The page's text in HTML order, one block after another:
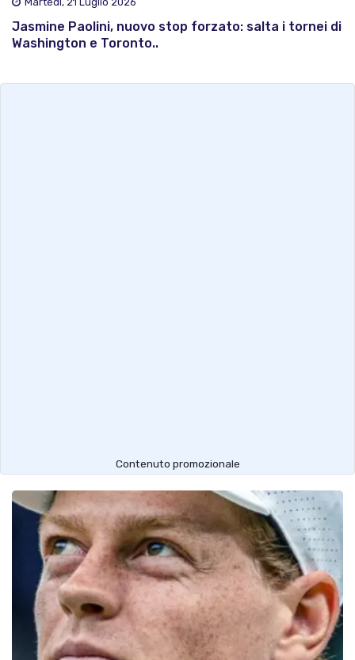
Jasmine Paolini, nuovo stop forzato: salta i tornei di
Washington e Toronto..
Contenuto promozionale